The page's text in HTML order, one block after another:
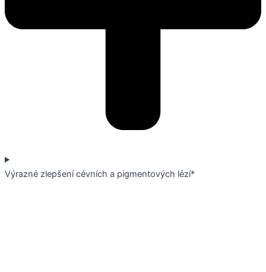
Výrazné zlepšení cévních a pigmentových lézí*